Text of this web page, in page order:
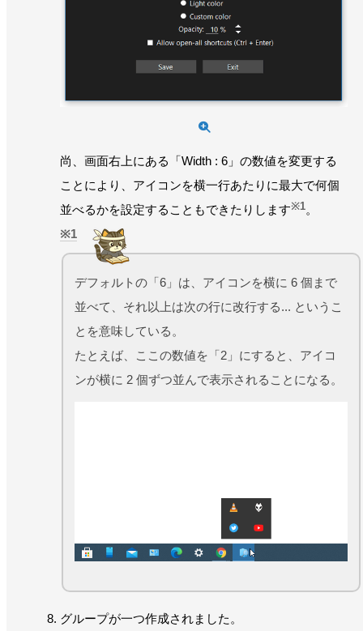
尚、画面右上にある「Width : 6」の数値を変更する
ことにより、アイコンを横一行あたりに最大で何個
並べるかを設定することもできたりします※1。
1
デフォルトの「6」は、アイコンを横に 6 個まで
並べて、それ以上は次の行に改行する... というこ
とを意味している。
たとえば、ここの数値を「2」にすると、アイコ
ンが横に 2 個ずつ並んで表示されることになる。
グループが一つ作成されました。